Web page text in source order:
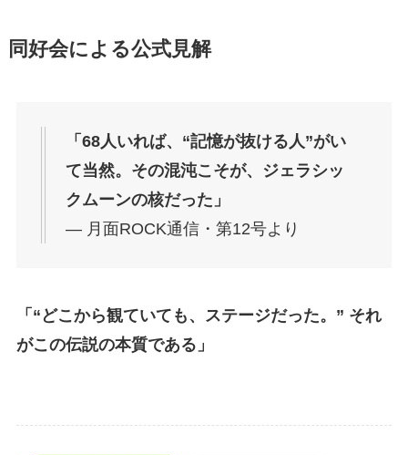
同好会による公式見解
「68人いれば、“記憶が抜ける人”がい
て当然。その混沌こそが、ジェラシッ
クムーンの核だった」
― 月面ROCK通信・第12号より
「“どこから観ていても、ステージだった。” それ
がこの伝説の本質である」